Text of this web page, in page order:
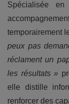
Spécialisée
temporairement
peux pas
réclament un
les résultats »
elle distille
renforcer des